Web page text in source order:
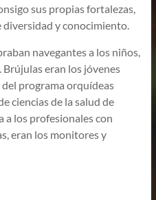
sus propias fortalezas,
y conocimiento.
navegantes a los niños,
Brújulas eran los jóvenes
programa orquídeas
ciencias de la salud de
a los profesionales con
eran los monitores y